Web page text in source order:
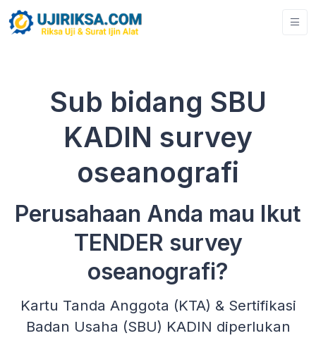
Sub bidang SBU
KADIN survey
oseanografi
Perusahaan Anda mau Ikut
TENDER survey
oseanografi?
Kartu Tanda Anggota (KTA) & Sertifikasi
Badan Usaha (SBU) KADIN diperlukan